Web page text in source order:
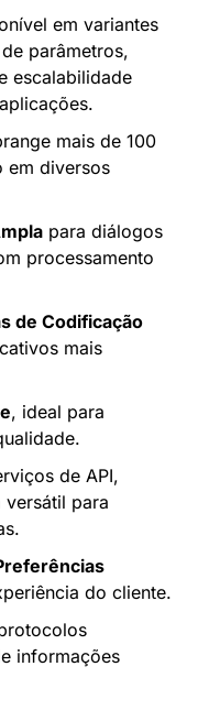
em variantes
parâmetros,
escalabilidade
mais de 100
em diversos
para diálogos
processamento
de Codificação
mais
, ideal para
de API,
para
do cliente.
informações